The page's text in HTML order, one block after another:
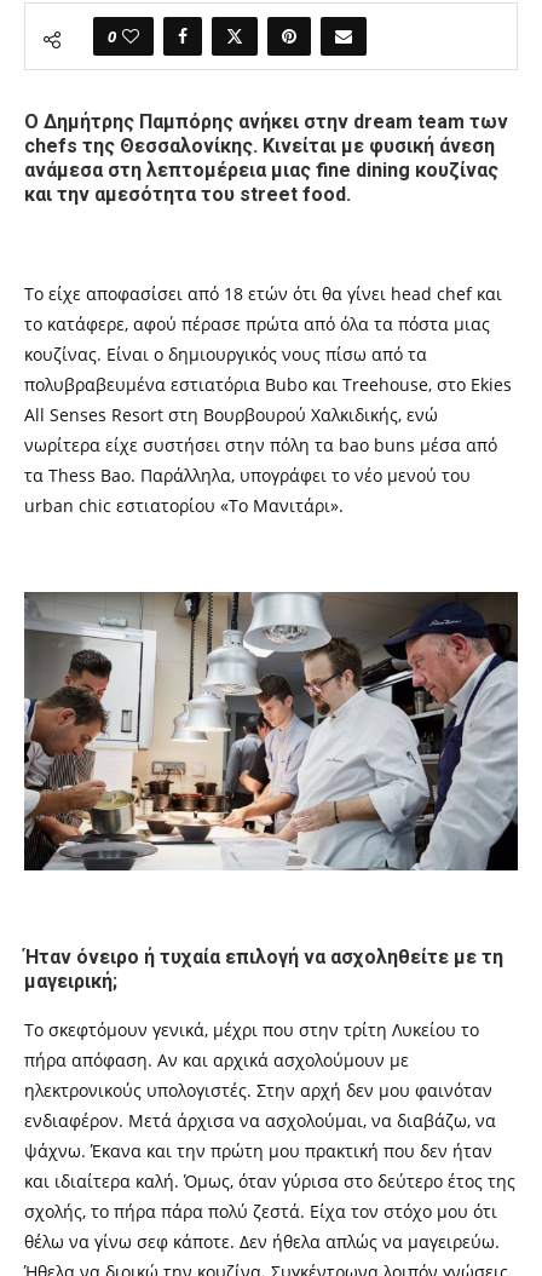
0
Ο Δημήτρης Παμπόρης ανήκει στην dream team των
chefs της Θεσσαλονίκης. Κινείται με φυσική άνεση
ανάμεσα στη λεπτομέρεια μιας fine dining κουζίνας
και την αμεσότητα του street food.
Το είχε αποφασίσει από 18 ετών ότι θα γίνει head chef και
το κατάφερε, αφού πέρασε πρώτα από όλα τα πόστα μιας
κουζίνας. Είναι ο δημιουργικός νους πίσω από τα
πολυβραβευμένα εστιατόρια Bubo και Treehouse, στο Ekies
All Senses Resort στη Βουρβουρού Χαλκιδικής, ενώ
νωρίτερα είχε συστήσει στην πόλη τα bao buns μέσα από
τα Thess Bao. Παράλληλα, υπογράφει το νέο μενού του
urban chic εστιατορίου «Το Μανιτάρι».
Ήταν όνειρο ή τυχαία επιλογή να ασχοληθείτε με τη
μαγειρική;
Το σκεφτόμουν γενικά, μέχρι που στην τρίτη Λυκείου το
πήρα απόφαση. Αν και αρχικά ασχολούμουν με
ηλεκτρονικούς υπολογιστές. Στην αρχή δεν μου φαινόταν
ενδιαφέρον. Μετά άρχισα να ασχολούμαι, να διαβάζω, να
ψάχνω. Έκανα και την πρώτη μου πρακτική που δεν ήταν
και ιδιαίτερα καλή. Όμως, όταν γύρισα στο δεύτερο έτος της
σχολής, το πήρα πάρα πολύ ζεστά. Είχα τον στόχο μου ότι
θέλω να γίνω σεφ κάποτε. Δεν ήθελα απλώς να μαγειρεύω.